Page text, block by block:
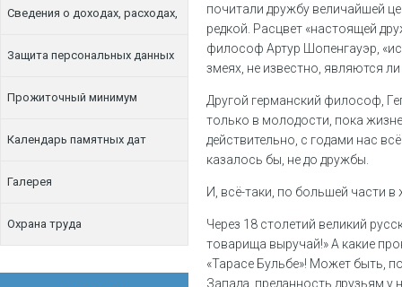
терроризма
Сведения о доходах, расходах,
об имуществе и обязательствах
имущественного характера
Защита персональных данных
Прожиточный минимум
Календарь памятных дат
Галерея
Охрана труда
почитали дружбу величайшей
редкой. Расцвет «настоящей
философ Артур Шопенгауэр,
змеях, не известно, являются
Другой германский философ,
только в молодости, пока
действительно, с годами нас
казалось бы, не до дружбы.
И, всё-таки, по большей части в
Через 18 столетий великий
товарища выручай!» А какие
«Тарасе Бульбе»! Может быть,
Запада, преданность друзьям